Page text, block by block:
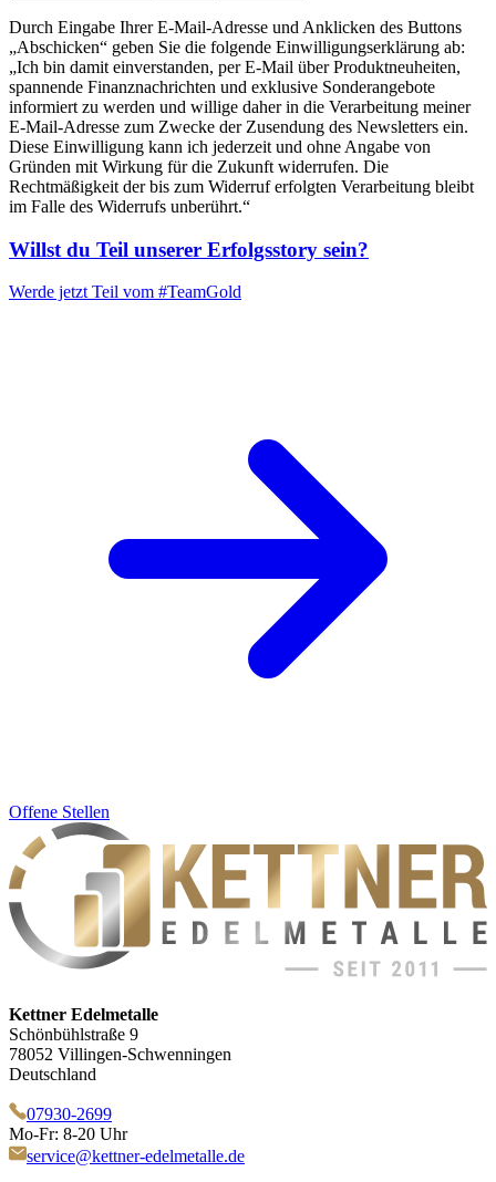
Durch Eingabe Ihrer E-Mail-Adresse und Anklicken des Buttons
„Abschicken“ geben Sie die folgende Einwilligungserklärung ab:
„Ich bin damit einverstanden, per E-Mail über Produktneuheiten,
spannende Finanznachrichten und exklusive Sonderangebote
informiert zu werden und willige daher in die Verarbeitung meiner
E-Mail-Adresse zum Zwecke der Zusendung des Newsletters ein.
Diese Einwilligung kann ich jederzeit und ohne Angabe von
Gründen mit Wirkung für die Zukunft widerrufen. Die
Rechtmäßigkeit der bis zum Widerruf erfolgten Verarbeitung bleibt
im Falle des Widerrufs unberührt.“
Willst du Teil unserer Erfolgsstory sein?
Werde jetzt Teil vom #TeamGold
Offene Stellen
Kettner Edelmetalle
Schönbühlstraße 9
78052 Villingen-Schwenningen
Deutschland
07930-2699
Mo-Fr: 8-20 Uhr
service@kettner-edelmetalle.de